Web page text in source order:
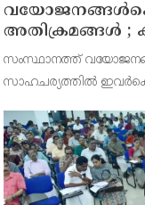
അതിക്രമങ്ങൾ ;
സംസ്ഥാനത്ത്
സാഹചര്യത്തിൽ
ചെയർമാൻ അഡ്വ. കെ.